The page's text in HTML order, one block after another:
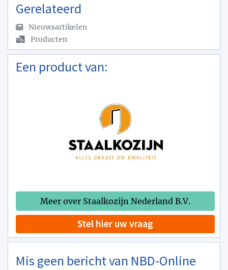
Gerelateerd
Nieuwsartikelen
Producten
Een product van:
Meer over Staalkozijn Nederland B.V.
Stel hier uw vraag
Mis geen bericht van NBD-Online